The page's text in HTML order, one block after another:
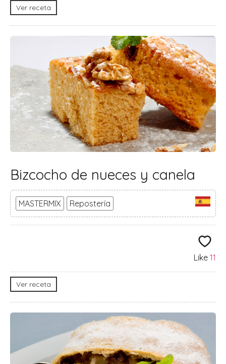
Ver receta
Bizcocho de nueces y canela
MASTERMIX Repostería
Like 11
Ver receta